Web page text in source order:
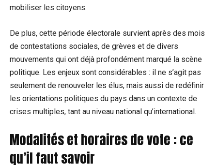
mobiliser les citoyens.
De plus, cette période électorale survient après des mois
de contestations sociales, de grèves et de divers
mouvements qui ont déjà profondément marqué la scène
politique. Les enjeux ⁣sont considérables : il ne s’agit pas
seulement de renouveler les élus, mais⁤ aussi de redéfinir
les orientations politiques du pays dans un contexte de
crises multiples, tant au niveau national qu’international.
Modalités et horaires de vote : ce
qu’il faut savoir